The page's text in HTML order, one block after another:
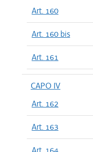
Art. 160
Art. 160 bis
Art. 161
CAPO IV
Art. 162
Art. 163